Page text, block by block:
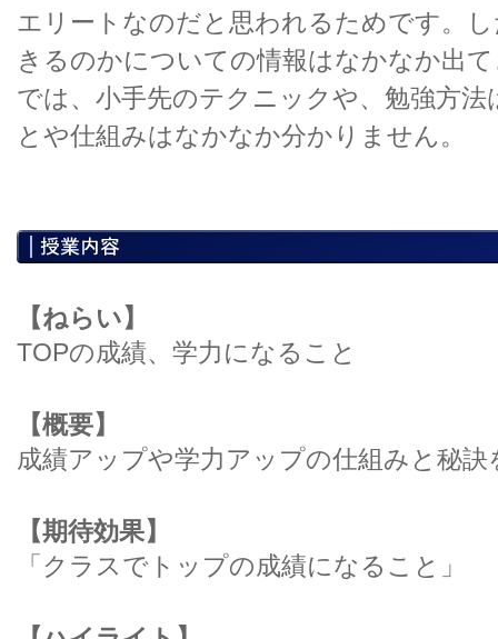
エリートなのだと思われるためです。
きるのかについての情報はなかなか出
では、小手先のテクニックや、勉強方
とや仕組みはなかなか分かりません。
【ねらい】
TOPの成績、学力になること
【概要】
成績アップや学力アップの仕組みと秘訣
【期待効果】
「クラスでトップの成績になること」